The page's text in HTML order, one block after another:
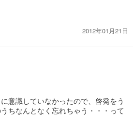
にとって大事なことを何度も見返し
2012年01月21日
意識していなかったので、啓発をう
ちなんとなく忘れちゃう・・・って